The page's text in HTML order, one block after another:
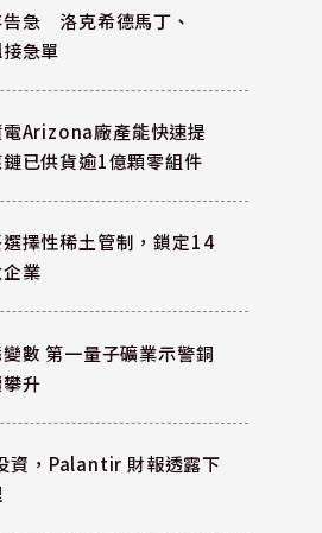
急 洛克希德馬丁、
急單
Arizona廠產能快速提
已供貨逾1億顆零組件
擇性稀土管制，鎖定14
業
數 第一量子礦業示警銅
升
資，Palantir 財報透露下